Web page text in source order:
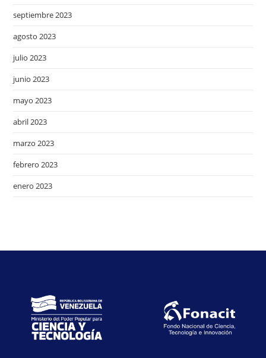
septiembre 2023
agosto 2023
julio 2023
junio 2023
mayo 2023
abril 2023
marzo 2023
febrero 2023
enero 2023